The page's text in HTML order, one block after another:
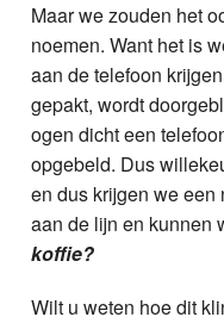
Maar we zouden het
noemen. Want het is
aan de telefoon
gepakt, wordt
ogen dicht een
opgebeld. Dus
en dus krijgen we
aan de lijn en kunnen
koffie?
Wilt u weten hoe dit